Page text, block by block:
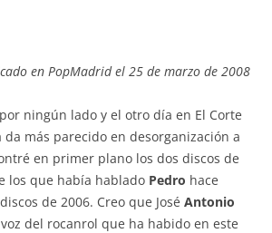
en PopMadrid el 25 de marzo de 2008
ningún lado y el otro día en El Corte
da más parecido en desorganización a
en primer plano los dos discos de
los que había hablado Pedro hace
de 2006. Creo que José Antonio
del rocanrol que ha habido en este